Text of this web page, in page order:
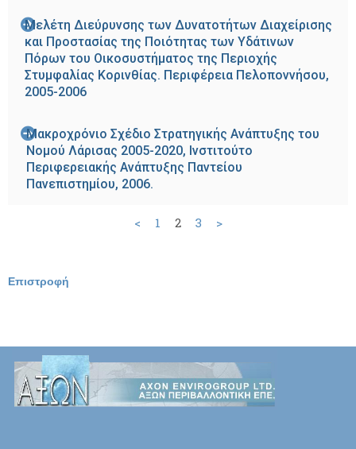
Μελέτη Διεύρυνσης των Δυνατοτήτων Διαχείρισης
και Προστασίας της Ποιότητας των Υδάτινων
Πόρων του Οικοσυστήματος της Περιοχής
Στυμφαλίας Κορινθίας. Περιφέρεια Πελοποννήσου,
2005-2006
Μακροχρόνιο Σχέδιο Στρατηγικής Ανάπτυξης του
Νομού Λάρισας 2005-2020, Ινστιτούτο
Περιφερειακής Ανάπτυξης Παντείου
Πανεπιστημίου, 2006.
< 1 2 3 >
Επιστροφή